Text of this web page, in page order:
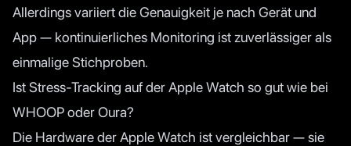
Allerdings variiert die Genauigkeit je nach Gerät und
App — kontinuierliches Monitoring ist zuverlässiger als
einmalige Stichproben.
Ist Stress-Tracking auf der Apple Watch so gut wie bei
WHOOP oder Oura?
Die Hardware der Apple Watch ist vergleichbar — sie